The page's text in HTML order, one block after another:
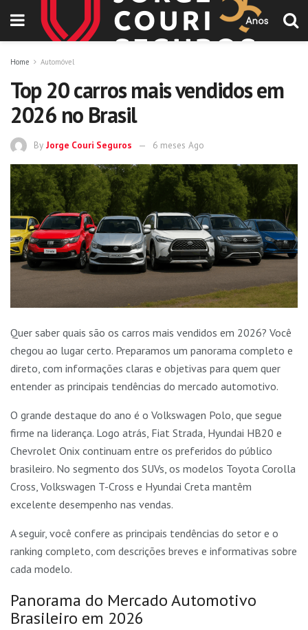
Home Automóvel
Top 20 carros mais vendidos em
2026 no Brasil
By Jorge Couri Seguros 6 meses Ago
Quer saber quais são os carros mais vendidos em 2026? Você
chegou ao lugar certo. Preparamos um panorama completo e
direto, com informações claras e objetivas para quem quer
entender as principais tendências do mercado automotivo.
O grande destaque do ano é o Volkswagen Polo, que segue
firme na liderança. Logo atrás, Fiat Strada, Hyundai HB20 e
Chevrolet Onix continuam entre os preferidos do público
brasileiro. No segmento dos SUVs, os modelos Toyota Corolla
Cross, Volkswagen T-Cross e Hyundai Creta mantêm
excelente desempenho nas vendas.
A seguir, você confere as principais tendências do setor e o
ranking completo, com descrições breves e informativas sobre
cada modelo.
Panorama do Mercado Automotivo
Brasileiro em 2026